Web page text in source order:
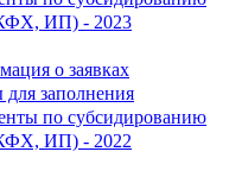
ИП) - 2023
о заявках
заполнения
по субсидированию
ИП) - 2022